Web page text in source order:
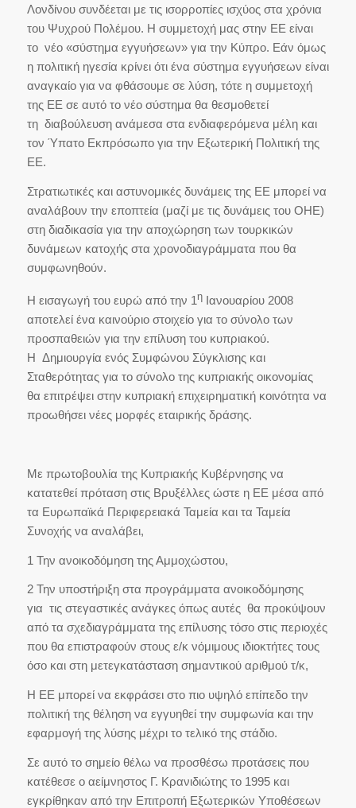
Λονδίνου συνδέεται με τις ισορροπίες ισχύος στα χρόνια
του Ψυχρού Πολέμου. Η συμμετοχή μας στην ΕΕ είναι
το νέο «σύστημα εγγυήσεων» για την Κύπρο. Εάν όμως
η πολιτική ηγεσία κρίνει ότι ένα σύστημα εγγυήσεων είναι
αναγκαίο για να φθάσουμε σε λύση, τότε η συμμετοχή
της ΕΕ σε αυτό το νέο σύστημα θα θεσμοθετεί
τη διαβούλευση ανάμεσα στα ενδιαφερόμενα μέλη και
τον Ύπατο Εκπρόσωπο για την Εξωτερική Πολιτική της
ΕΕ.
Στρατιωτικές και αστυνομικές δυνάμεις της ΕΕ μπορεί να
αναλάβουν την εποπτεία (μαζί με τις δυνάμεις του ΟΗΕ)
στη διαδικασία για την αποχώρηση των τουρκικών
δυνάμεων κατοχής στα χρονοδιαγράμματα που θα
συμφωνηθούν.
Η εισαγωγή του ευρώ από την 1ηΙανουαρίου 2008
αποτελεί ένα καινούριο στοιχείο για το σύνολο των
προσπαθειών για την επίλυση του κυπριακού.
Η Δημιουργία ενός Συμφώνου Σύγκλισης και
Σταθερότητας για το σύνολο της κυπριακής οικονομίας
θα επιτρέψει στην κυπριακή επιχειρηματική κοινότητα να
προωθήσει νέες μορφές εταιρικής δράσης.
Με πρωτοβουλία της Κυπριακής Κυβέρνησης να
κατατεθεί πρόταση στις Βρυξέλλες ώστε η ΕΕ μέσα από
τα Ευρωπαϊκά Περιφερειακά Ταμεία και τα Ταμεία
Συνοχής να αναλάβει,
1 Την ανοικοδόμηση της Αμμοχώστου,
2 Την υποστήριξη στα προγράμματα ανοικοδόμησης
για τις στεγαστικές ανάγκες όπως αυτές θα προκύψουν
από τα σχεδιαγράμματα της επίλυσης τόσο στις περιοχές
που θα επιστραφούν στους ε/κ νόμιμους ιδιοκτήτες τους
όσο και στη μετεγκατάσταση σημαντικού αριθμού τ/κ,
Η ΕΕ μπορεί να εκφράσει στο πιο υψηλό επίπεδο την
πολιτική της θέληση να εγγυηθεί την συμφωνία και την
εφαρμογή της λύσης μέχρι το τελικό της στάδιο.
Σε αυτό το σημείο θέλω να προσθέσω προτάσεις που
κατέθεσε ο αείμνηστος Γ. Κρανιδιώτης το 1995 και
εγκρίθηκαν από την Επιτροπή Εξωτερικών Υποθέσεων